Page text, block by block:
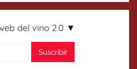
del vino 2.0 ▼